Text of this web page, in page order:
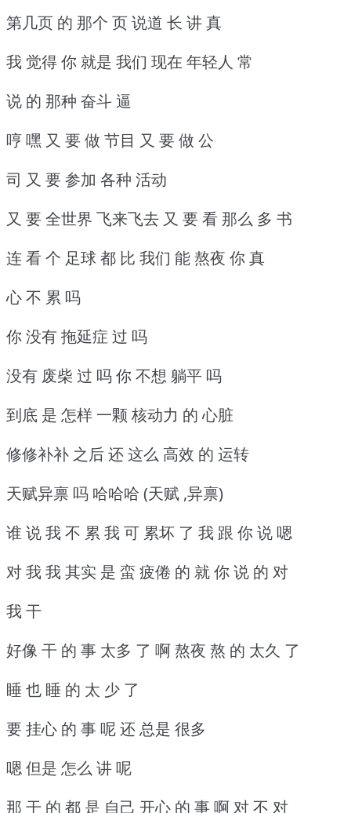
第几页 的 那个 页 说道 长 讲 真
我 觉得 你 就是 我们 现在 年轻人 常
说 的 那种 奋斗 逼
哼 嘿 又 要 做 节目 又 要 做 公
司 又 要 参加 各种 活动
又 要 全世界 飞来飞去 又 要 看 那么 多 书
连 看 个 足球 都 比 我们 能 熬夜 你 真
心 不 累 吗
你 没有 拖延症 过 吗
没有 废柴 过 吗 你 不想 躺平 吗
到底 是 怎样 一颗 核动力 的 心脏
修修补补 之后 还 这么 高效 的 运转
天赋异禀 吗 哈哈哈 (天赋 ,异禀)
谁 说 我 不 累 我 可 累坏 了 我 跟 你 说 嗯
对 我 我 其实 是 蛮 疲倦 的 就 你 说 的 对
我 干
好像 干 的 事 太多 了 啊 熬夜 熬 的 太久 了
睡 也 睡 的 太 少 了
要 挂心 的 事 呢 还 总是 很多
嗯 但是 怎么 讲 呢
那 干 的 都 是 自己 开心 的 事 啊 对 不 对